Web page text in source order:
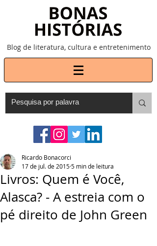
Blog de literatura, cultura e entretenimento
Livros: Quem é Você,
Alasca? - A estreia com o
pé direito de John Green
Ricardo Bonacorci
17 de jul. de 20155 min de leitura